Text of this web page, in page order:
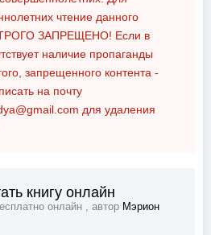
чтение данного
ЗАПРЕЩЕНО! Если в
наличие пропаганды
запрещенного контента -
на почту
для удаления
книгу онлайн
онлайн , автор Мэрион